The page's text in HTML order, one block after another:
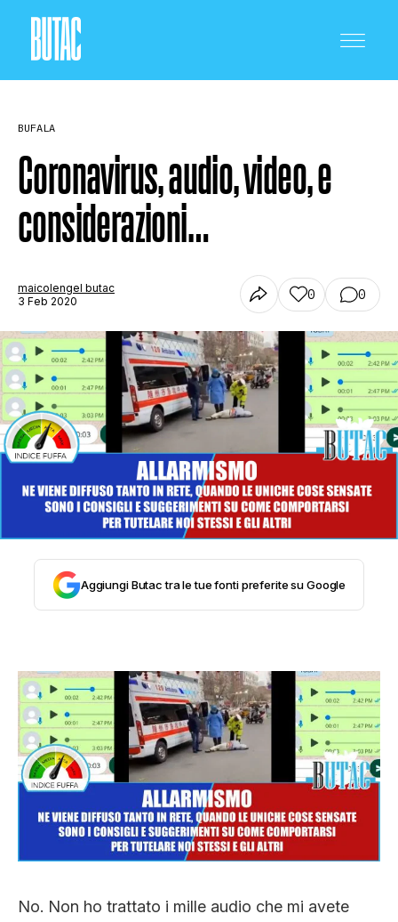
CRONACA E POLITICA
SCIENZA E TECNOLOGIA
SALUTE E MEDICINA
STORIA E CITAZIONI
INTRATTENIMENTO
COMPLOTTI, LEGGENDE URBANE ED
EVERGREEN
EDITORIALI
TRUFFE E SOCIAL NETWORK
CLIMA ED ENERGIA
BUFALA
Coronavirus, audio, video, e
considerazioni…
maicolengel butac
3 Feb 2020
0 0
Aggiungi Butac tra le tue fonti preferite su Google
No. Non ho trattato i mille audio che mi avete